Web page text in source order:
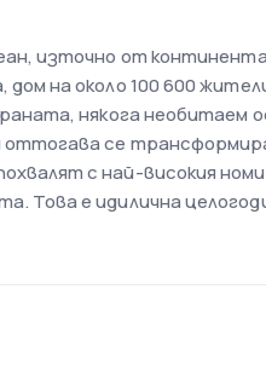
източно от
на около 100 600
някога
се
с най-високия
Това е идилична